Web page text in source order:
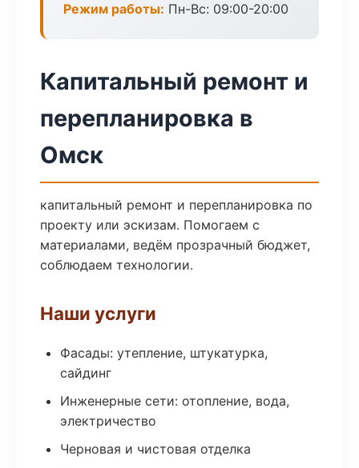
Режим работы: Пн-Вс: 09:00-20:00
Капитальный ремонт и
перепланировка в
Омск
капитальный ремонт и перепланировка по
проекту или эскизам. Помогаем с
материалами, ведём прозрачный бюджет,
соблюдаем технологии.
Наши услуги
Фасады: утепление, штукатурка,
сайдинг
Инженерные сети: отопление, вода,
электричество
Черновая и чистовая отделка